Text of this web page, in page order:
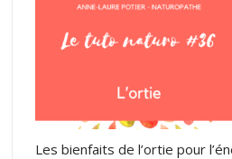
Les bienfaits de l’ortie pour